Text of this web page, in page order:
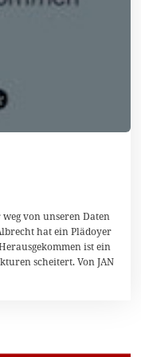
von unseren Daten
hat ein Plädoyer
ist ein
scheitert. Von JAN